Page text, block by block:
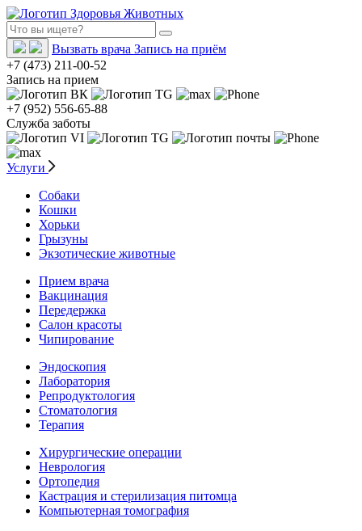
Вызвать врача Запись на приём
+7 (473) 211-00-52
Запись на прием
+7 (952) 556-65-88
Служба заботы
Услуги
Собаки
Кошки
Хорьки
Грызуны
Экзотические животные
Прием врача
Вакцинация
Передержка
Салон красоты
Чипирование
Эндоскопия
Лаборатория
Репродуктология
Стоматология
Терапия
Хирургические операции
Неврология
Ортопедия
Кастрация и стерилизация питомца
Компьютерная томография